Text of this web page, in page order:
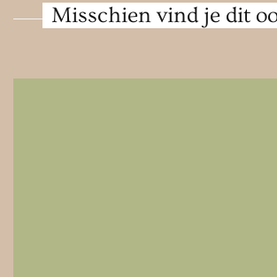
Misschien vind je dit